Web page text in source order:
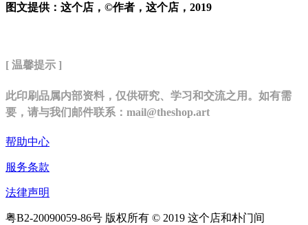
图文提供：这个店， ©作者，这个店， 2019
[ 温馨提示 ]
此印刷品属内部资料，仅供研究、学习和交流之用。如有需
要，请与我们邮件联系：mail@theshop.art
帮助中心
服务条款
法律声明
粤B2-20090059-86号 版权所有 © 2019 这个店和朴门间